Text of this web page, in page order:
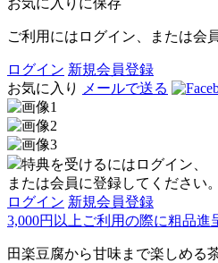
ご利用にはログイン、または会
ログイン 新規会員登録
お気に入り
メールで送る
特典を受けるにはログイン、
または会員に登録してください。
ログイン 新規会員登録
3,000円以上ご利用の際に粗品
田楽豆腐から甘味まで楽しめる